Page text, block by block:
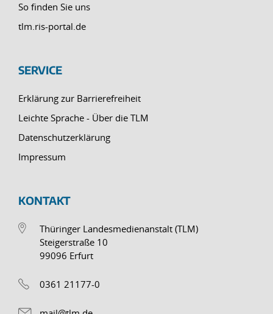
So finden Sie uns
tlm.ris-portal.de
SERVICE
Erklärung zur Barrierefreiheit
Leichte Sprache - Über die TLM
Datenschutzerklärung
Impressum
KONTAKT
Thüringer Landesmedienanstalt (TLM)
Steigerstraße 10
99096 Erfurt
0361 21177-0